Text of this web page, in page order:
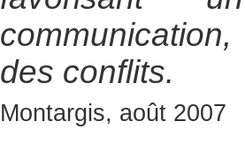
des conflits.
Montargis, août 2007